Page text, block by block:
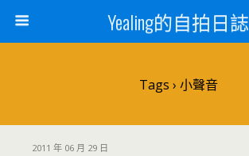
Yealing的自拍日誌
Tags › 小聲音
2011 年 06 月 29 日